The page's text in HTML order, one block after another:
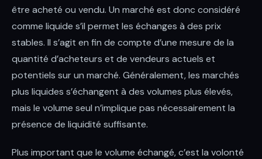
être acheté ou vendu. Un marché est donc considéré
comme liquide s’il permet les échanges à des prix
stables. Il s’agit en fin de compte d’une mesure de la
quantité d’acheteurs et de vendeurs actuels et
potentiels sur un marché. Généralement, les marchés
plus liquides s’échangent à des volumes plus élevés,
mais le volume seul n’implique pas nécessairement la
présence de liquidité suffisante.
Plus important que le volume échangé, c’est la volonté